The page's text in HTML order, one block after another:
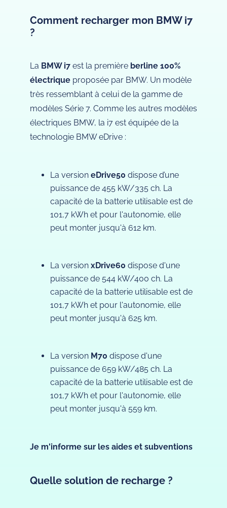
Comment recharger mon BMW i7
?
La BMW i7 est la première berline 100%
électrique proposée par BMW. Un modèle
très ressemblant à celui de la gamme de
modèles Série 7. Comme les autres modèles
électriques BMW, la i7 est équipée de la
technologie BMW eDrive :
La version eDrive50 dispose d’une
puissance de 455 kW/335 ch. La
capacité de la batterie utilisable est de
101,7 kWh et pour l'autonomie, elle
peut monter jusqu'à 612 km.
La version xDrive60 dispose d'une
puissance de 544 kW/400 ch. La
capacité de la batterie utilisable est de
101,7 kWh et pour l'autonomie, elle
peut monter jusqu'à 625 km.
La version M70 dispose d'une
puissance de 659 kW/485 ch. La
capacité de la batterie utilisable est de
101,7 kWh et pour l'autonomie, elle
peut monter jusqu'à 559 km.
Je m'informe sur les aides et subventions
Quelle solution de recharge ?